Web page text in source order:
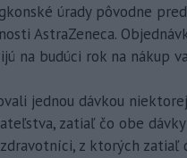
úrady pôvodne
AstraZeneca.
na budúci rok na nákup
jednou dávkou
zatiaľ čo obe
z ktorých zatiaľ